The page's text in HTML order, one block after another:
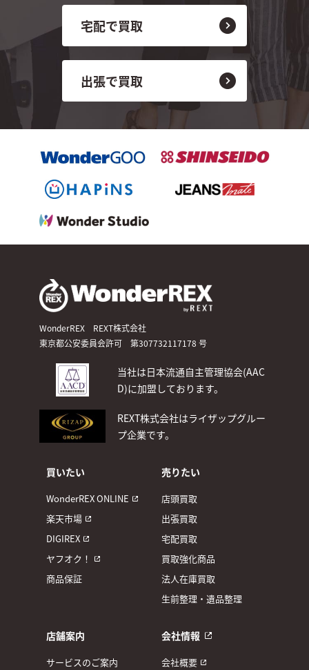
宅配で買取
出張で買取
WonderREX REXT株式会社
東京都公安委員会許可 第307732117178 号
当社は日本流通自主管理協会(AAC
D)に加盟しております。
REXT株式会社はライザップグルー
プ企業です。
買いたい
WonderREX ONLINE
楽天市場
DIGIREX
ヤフオク！
商品保証
売りたい
店頭買取
出張買取
宅配買取
買取強化商品
法人在庫買取
生前整理・遺品整理
店舗案内
サービスのご案内
会社情報
会社概要